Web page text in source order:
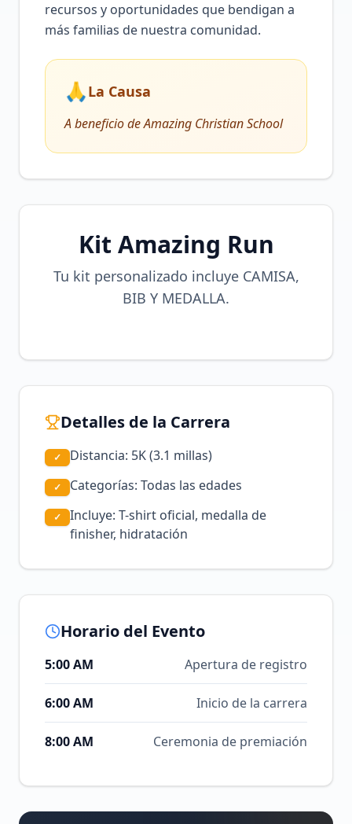
recursos y oportunidades que bendigan a
más familias de nuestra comunidad.
🙏La Causa
A beneficio de Amazing Christian School
Kit Amazing Run
Tu kit personalizado incluye CAMISA,
BIB Y MEDALLA.
Detalles de la Carrera
✓ Distancia: 5K (3.1 millas)
✓ Categorías: Todas las edades
✓
Incluye: T-shirt oficial, medalla de
finisher, hidratación
Horario del Evento
5:00 AM Apertura de registro
6:00 AM Inicio de la carrera
8:00 AM Ceremonia de premiación